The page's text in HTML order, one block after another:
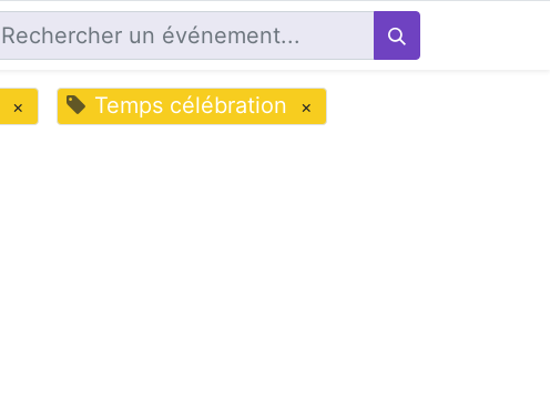
× Temps célébration ×